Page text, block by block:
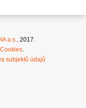
a.s.,
2017.
Cookies
subjektů údajů